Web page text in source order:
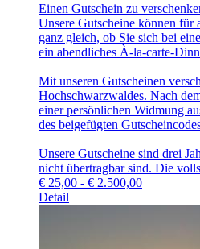
Einen Gutschein zu
Unsere Gutscheine können für
ganz gleich, ob Sie sich bei
ein abendliches À-la-carte-
Mit unseren Gutscheinen
Hochschwarzwaldes. Nach
einer persönlichen Widmung
des beigefügten
Unsere Gutscheine sind drei
nicht übertragbar sind. Die
€ 25,00 - € 2.500,00
Detail